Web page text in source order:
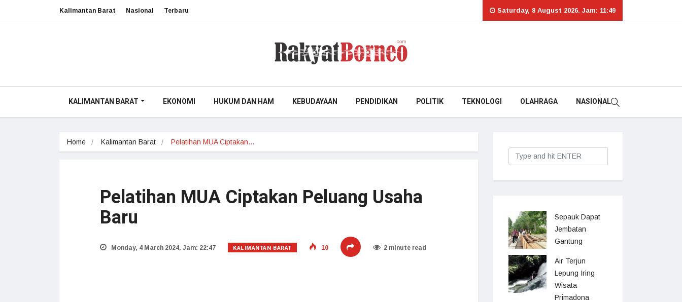
Kalimantan Barat Nasional Terbaru Saturday, 8 August 2026. Jam: 11:49
KALIMANTAN BARAT EKONOMI HUKUM DAN HAM KEBUDAYAAN PENDIDIKAN POLITIK TEKNOLOGI OLAHRAGA NASIONAL
Home Kalimantan Barat Pelatihan MUA Ciptakan…
Pelatihan MUA Ciptakan Peluang Usaha
Baru
Monday, 4 March 2024. Jam: 22:47 KALIMANTAN BARAT 10 2 minute read
Sepauk Dapat
Jembatan
Gantung
Air Terjun
Lepung Iring
Wisata
Primadona